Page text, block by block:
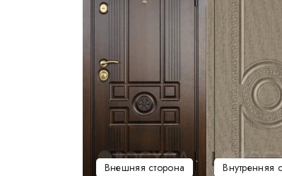
Внешняя сторона Внутренняя